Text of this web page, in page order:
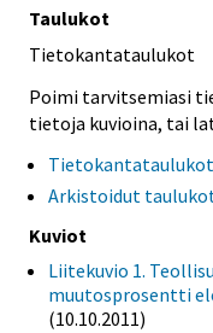
Taulukot
Tietokantataulukot
Poimi tarvitsemiasi
tietoja kuvioina, tai
Arkistoidut
Kuviot
Liitekuvio 1.
muutosprosentti
(10.10.2011)